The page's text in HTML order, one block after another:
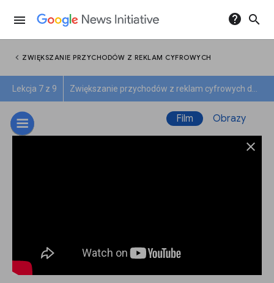
menu help search
chevron_left ZWIĘKSZANIE PRZYCHODÓW Z REKLAM CYFROWYCH
Lekcja 7 z 9
Film Obrazy
close